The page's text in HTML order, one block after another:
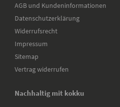
AGB und Kundeninformationen
Datenschutzerklärung
Widerrufsrecht
Impressum
Sitemap
Vertrag widerrufen
Nachhaltig mit kokku